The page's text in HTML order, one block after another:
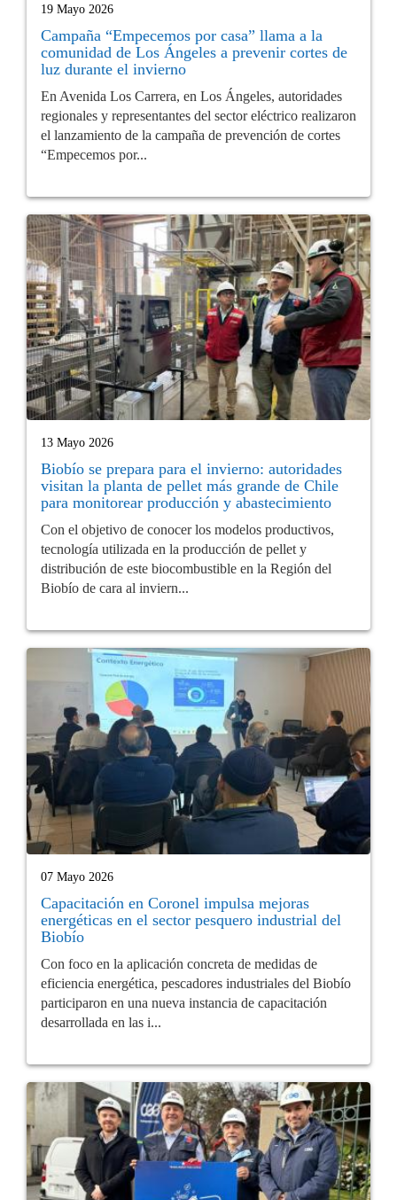
19 Mayo 2026
Campaña “Empecemos por casa” llama a la
comunidad de Los Ángeles a prevenir cortes de
luz durante el invierno
En Avenida Los Carrera, en Los Ángeles, autoridades
regionales y representantes del sector eléctrico realizaron
el lanzamiento de la campaña de prevención de cortes
“Empecemos por...
13 Mayo 2026
Biobío se prepara para el invierno: autoridades
visitan la planta de pellet más grande de Chile
para monitorear producción y abastecimiento
Con el objetivo de conocer los modelos productivos,
tecnología utilizada en la producción de pellet y
distribución de este biocombustible en la Región del
Biobío de cara al inviern...
07 Mayo 2026
Capacitación en Coronel impulsa mejoras
energéticas en el sector pesquero industrial del
Biobío
Con foco en la aplicación concreta de medidas de
eficiencia energética, pescadores industriales del Biobío
participaron en una nueva instancia de capacitación
desarrollada en las i...